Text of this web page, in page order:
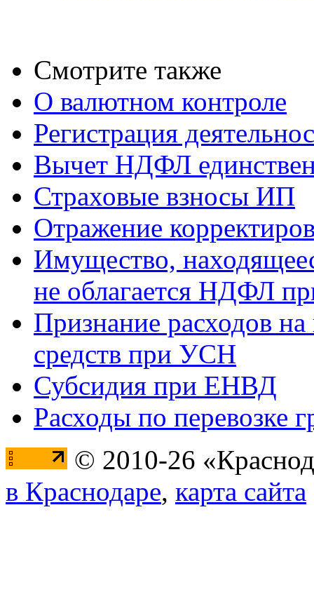
Смотрите также
О валютном контроле
Регистрация
Вычет НДФЛ
Страховые взносы ИП
Отражение
Имущество,
не облагается НДФЛ
Признание расходов
средств при УСН
Субсидия при ЕНВД
Расходы по перевозке
© 2010-26
в Краснодаре, карта сайта